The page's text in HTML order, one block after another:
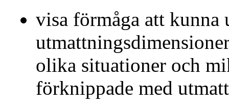
visa förmåga att kunna
olika situationer och
förknippade med